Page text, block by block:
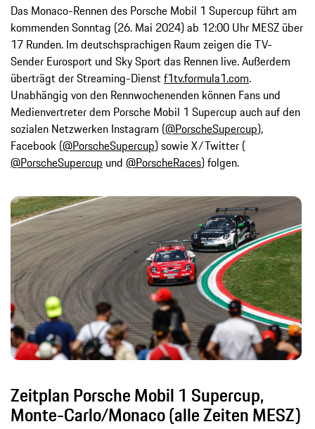
Das Monaco-Rennen des Porsche Mobil 1 Supercup führt am
kommenden Sonntag (26. Mai 2024) ab 12:00 Uhr MESZ über
17 Runden. Im deutschsprachigen Raum zeigen die TV-
Sender Eurosport und Sky Sport das Rennen live. Außerdem
überträgt der Streaming-Dienstf1tv.formula1.com.
Unabhängig von den Rennwochenenden können Fans und
Medienvertreter dem Porsche Mobil 1 Supercup auch auf den
sozialen Netzwerken Instagram (@PorscheSupercup),
Facebook (@PorscheSupercup) sowie X/Twitter (
@PorscheSupercup und @PorscheRaces) folgen.
Zeitplan Porsche Mobil 1 Supercup,
Monte-Carlo/Monaco (alle Zeiten MESZ)